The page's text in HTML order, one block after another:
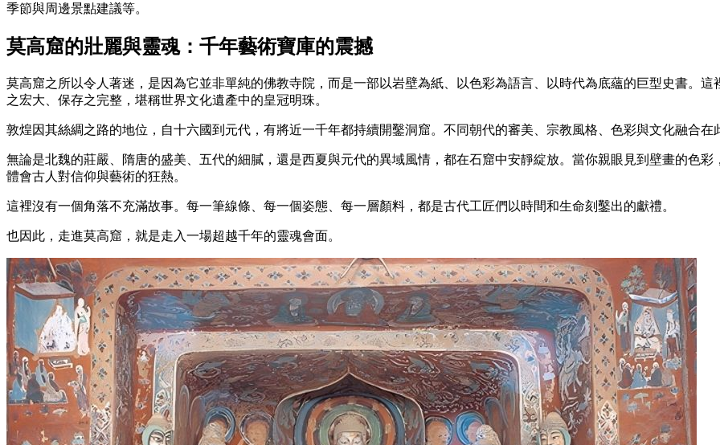
季節與周邊景點建議等。
莫高窟的壯麗與靈魂：千年藝術寶庫的震撼
莫高窟之所以令人著迷，是因為它並非單純的佛教寺院，而是一部以岩壁為紙、以色彩為語言、以時代為底蘊的巨型史書。這
之宏大、保存之完整，堪稱世界文化遺產中的皇冠明珠。
敦煌因其絲綢之路的地位，自十六國到元代，有將近一千年都持續開鑿洞窟。不同朝代的審美、宗教風格、色彩與文化融合在
無論是北魏的莊嚴、隋唐的盛美、五代的細膩，還是西夏與元代的異域風情，都在石窟中安靜綻放。當你親眼見到壁畫的色
體會古人對信仰與藝術的狂熱。
這裡沒有一個角落不充滿故事。每一筆線條、每一個姿態、每一層顏料，都是古代工匠們以時間和生命刻鑿出的獻禮。
也因此，走進莫高窟，就是走入一場超越千年的靈魂會面。